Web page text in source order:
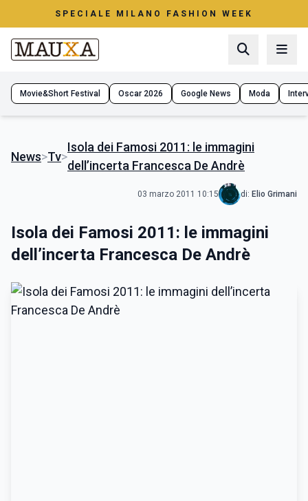
SPECIALE MILANO FASHION WEEK
Movie&Short Festival Oscar 2026 Google News Moda
News>Tv>
Isola dei Famosi 2011: le immagini
dell’incerta Francesca De Andrè
03 marzo 2011 10:15 di: Elio Grimani
Isola dei Famosi 2011: le immagini
dell’incerta Francesca De Andrè